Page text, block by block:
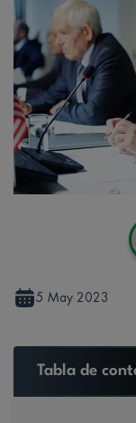
5 May 2023
Tabla de